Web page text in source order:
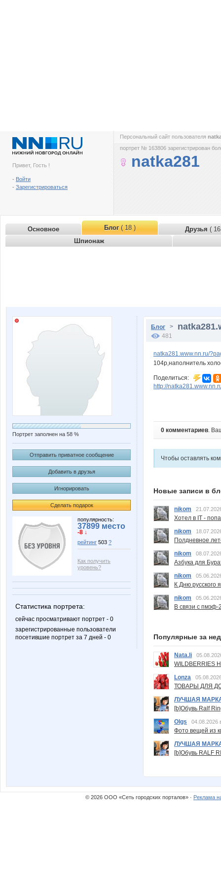
Привет, Гость !
- Войти
- Зарегистрироваться
Персональный сайт пользователя
портрет № 163806 зарегистрирован
natka281
Основное Блог( 18 ) Друзья (
Шпионаж
Портрет заполнен на 58 %
Отправить приватное сообщение
Добавить в друзья
Игнорировать
Сделать подарок
популярность:
37899 место
-8 ↓
рейтинг 503 ?
Как получить
уровень?
Статистика портрета:
сейчас просматривают портрет - 0
зарегистрированные пользователи
посетившие портрет за 7 дней - 0
Блог >
481
natka281.www.nn.ru/
104р,наполнитель
Поделиться:
http://
0 комментариев.
Чтобы оставлять
Новые записи в
nikom
Хотел в IT -
nikom
Полдневное
nikom
Азбука для
nikom
К Дню русского
nikom
В связи с пмэф-
Популярные за
Nata.li
Lonza
ТОВАРЫ ДЛЯ
ЛУЧШАЯ
[b]Обувь Ralf
Olgs
04.08.2026
Фото вещей из
ЛУЧШАЯ
[b]Обувь RALF
© 2026 ООО «Сеть городских порталов» · Реклама